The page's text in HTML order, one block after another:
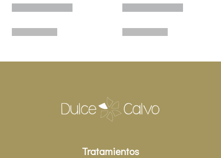
Tratamientos